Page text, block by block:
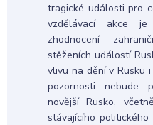
tragické události pro
vzdělávací akce
zhodnocení
stěženích událostí
vlivu na dění v Rusku
pozornosti nebude
novější Rusko,
stávajícího